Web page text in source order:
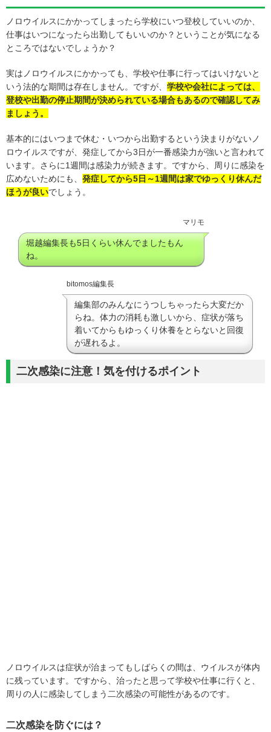
ノロウイルスにかかってしまったら学校にいつ登校していいのか、
仕事はいつになったら出勤してもいいのか？ということが気になる
ところではないでしょうか？
実はノロウイルスにかかっても、学校や仕事に行ってはいけないと
いう法的な期間は存在しません。ですが、 学校や会社によっては、
登校や出勤の停止期間が決められている場合もあるので確認してみ
ましょう。
基本的にはいつまで休む・いつから出勤するという決まりがないノ
ロウイルスですが、発症してから3日が一番感染力が強いと言われて
います。さらに1週間は感染力が続きます。ですから、周りに感染を
広めないためにも、 発症してから5日～1週間は家でゆっくり休んだ
ほうが良いでしょう。
マリモ
堀越編集長も5日くらい休んでましたもん
ね。
bitomos編集長
編集部のみんなにうつしちゃったら大変だか
らね。体力の消耗も激しいから、症状が落ち
着いてからもゆっくり休養をとらないと回復
が遅れるよ。
二次感染に注意！気を付けるポイント
ノロウイルスは症状が治まってもしばらくの間は、ウイルスが体内
に残っています。ですから、治ったと思って学校や仕事に行くと、
周りの人に感染してしまう二次感染の可能性があるのです。
二次感染を防ぐには？